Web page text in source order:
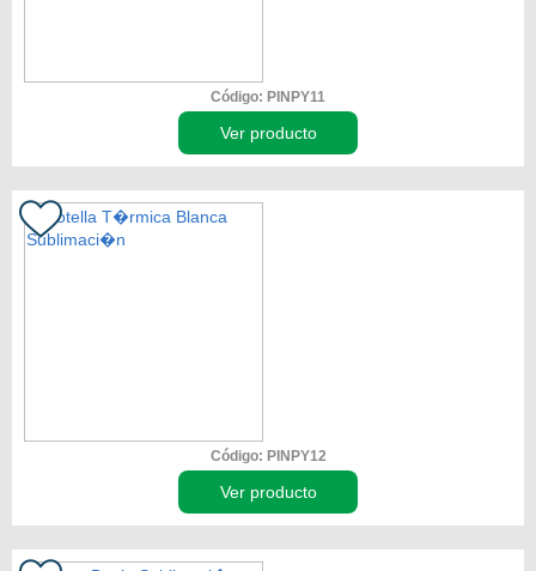
Código: PINPY11
Ver producto
Código: PINPY12
Ver producto